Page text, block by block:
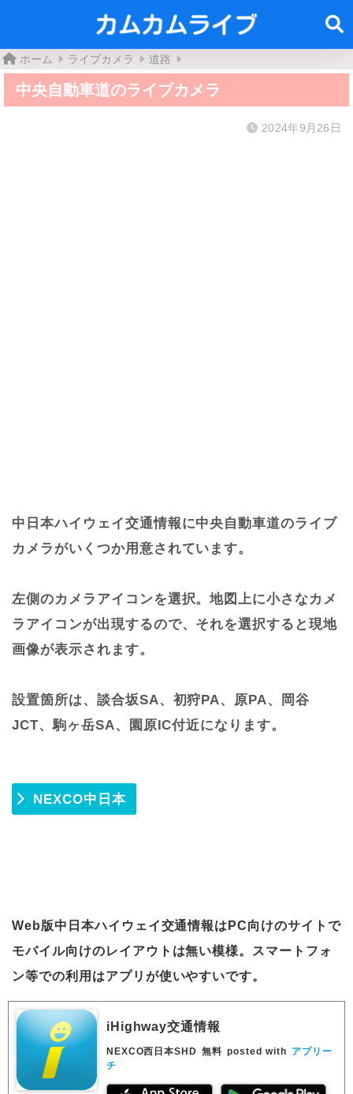
ホーム ライブカメラ 道路
中央自動車道のライブカメラ
2024年9月26日
中日本ハイウェイ交通情報に中央自動車道のライブ
カメラがいくつか用意されています。
左側のカメラアイコンを選択。地図上に小さなカメ
ラアイコンが出現するので、それを選択すると現地
画像が表示されます。
設置箇所は、談合坂SA、初狩PA、原PA、岡谷
JCT、駒ヶ岳SA、園原IC付近になります。
NEXCO中日本
Web版中日本ハイウェイ交通情報はPC向けのサイトで
モバイル向けのレイアウトは無い模様。スマートフォ
ン等での利用はアプリが使いやすいです。
iHighway交通情報
NEXCO西日本SHD 無料 posted with アプリー
チ